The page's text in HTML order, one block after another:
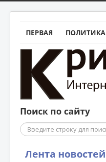
ПЕРВАЯ ПОЛИТИКА
Поиск по сайту
Поиск
Лента новостей